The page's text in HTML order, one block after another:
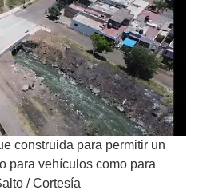
construida para permitir un
para vehículos como para
/ Cortesía